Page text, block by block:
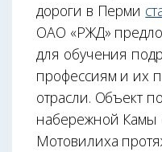
дороги в Перми
ОАО «РЖД»
для обучения
профессиям и их
отрасли. Объект
набережной Камы
Мотовилиха